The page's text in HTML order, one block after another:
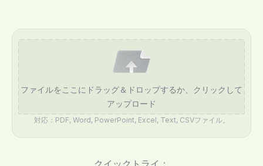
ファイルをここにドラッグ＆ドロップするか、クリックして
アップロード
対応：PDF, Word, PowerPoint, Excel, Text, CSVファイル。
クイックトライ：